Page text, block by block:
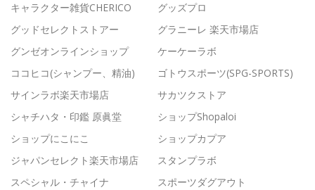
キャラクター雑貨CHERICO
グッズプロ
グッドセレクトストアー
グラニーレ 楽天市場店
グンゼオンラインショップ
ケーケーラボ
ココヒコ(シャンプー、精油)
ゴトウスポーツ(SPG-SPORTS)
サインラボ楽天市場店
サカツクストア
シャチハタ・印鑑 原眞堂
ショップShopaloi
ショップにこにこ
ショップカプア
ジャパンセレクト楽天市場店
スタンプラボ
スペシャル・チャイナ
スポーツダグアウト